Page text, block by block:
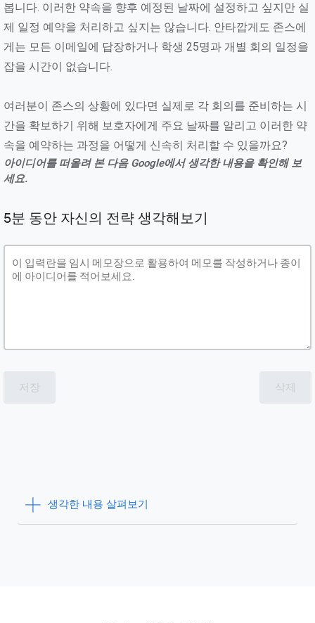
봅니다. 이러한 약속을 향후 예정된 날짜에 설정하고 싶지만 실
제 일정 예약을 처리하고 싶지는 않습니다. 안타깝게도 존스에
게는 모든 이메일에 답장하거나 학생 25명과 개별 회의 일정을
잡을 시간이 없습니다.
여러분이 존스의 상황에 있다면 실제로 각 회의를 준비하는 시
간을 확보하기 위해 보호자에게 주요 날짜를 알리고 이러한 약
속을 예약하는 과정을 어떻게 신속히 처리할 수 있을까요?
아이디어를 떠올려 본 다음 Google에서 생각한 내용을 확인해 보
세요.
5분 동안 자신의 전략 생각해보기
저장 삭제
생각한 내용 살펴보기